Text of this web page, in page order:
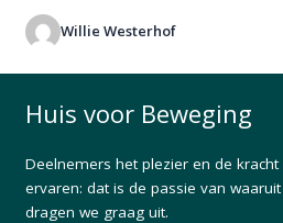
Willie Westerhof
Huis voor Beweging
Deelnemers het plezier en de
ervaren: dat is de passie van
dragen we graag uit.